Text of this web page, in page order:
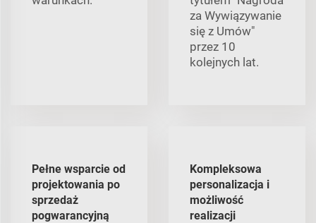
za Wywiązywanie
się z Umów"
przez 10
kolejnych lat.
Pełne wsparcie od
projektowania po
sprzedaż
pogwarancyjną
Kompleksowa
personalizacja i
możliwość
realizacji